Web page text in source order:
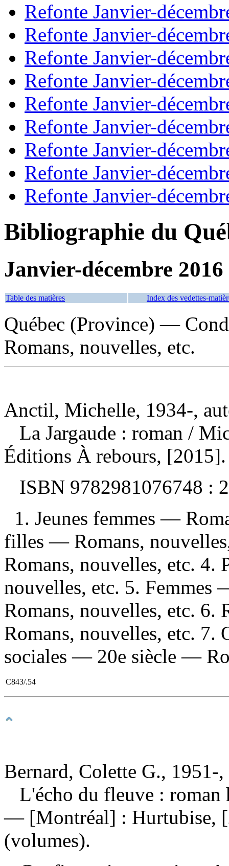
Refonte Janvier-
Refonte Janvier-
Refonte Janvier-
Refonte Janvier-
Refonte Janvier-
Refonte Janvier-
Refonte Janvier-
Refonte Janvier-
Refonte Janvier-
Bibliographie du
Janvier-décembre 2016
Table des matières Index des vedettes-
Québec (Province) —
Romans, nouvelles, etc.
Anctil, Michelle, 1934-,
La Jargaude : roman /
Éditions À rebours,
ISBN 9782981076748 :
1. Jeunes femmes —
filles — Romans,
Romans, nouvelles, etc.
nouvelles, etc. 5.
Romans, nouvelles, etc.
Romans, nouvelles, etc.
sociales — 20e siècle —
C843/.54
Bernard, Colette G., 1951-,
L'écho du fleuve :
— [Montréal] : Hurtubise,
(volumes).